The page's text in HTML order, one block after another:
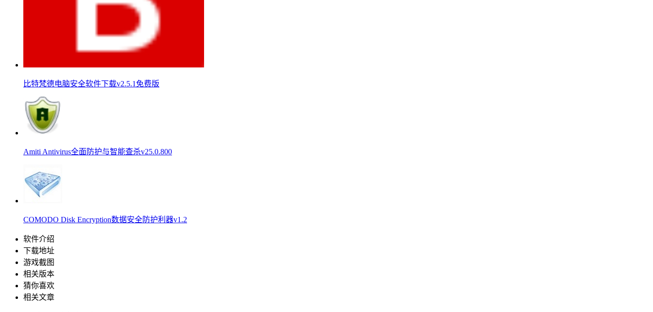
比特梵德电脑安全软件下载v2.5.1免费版
Amiti Antivirus全面防护与智能查杀v25.0.800
COMODO Disk Encryption数据安全防护利器v1.2
软件介绍
下载地址
游戏截图
相关版本
猜你喜欢
相关文章